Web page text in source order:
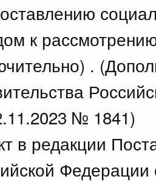
к
.
№ 1841)
в редакции